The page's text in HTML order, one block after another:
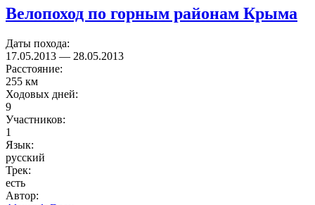
Велопоход по горным районам Крыма
Даты похода:
17.05.2013 — 28.05.2013
Расстояние:
255 км
Ходовых дней:
9
Участников:
1
Язык:
русский
Трек:
есть
Автор: